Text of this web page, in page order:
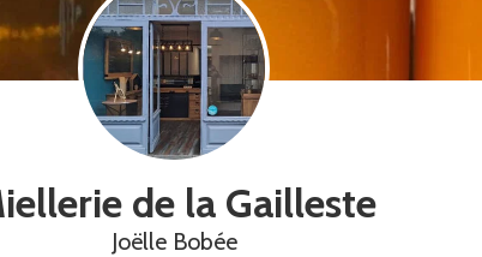
de la Gailleste
Joëlle Bobée